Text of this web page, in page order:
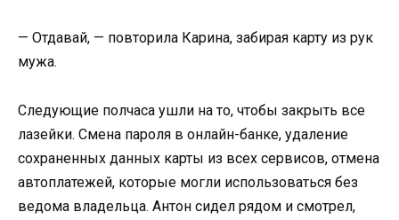
— Отдавай, — повторила Карина, забирая карту из рук
мужа.
Следующие полчаса ушли на то, чтобы закрыть все
лазейки. Смена пароля в онлайн-банке, удаление
сохраненных данных карты из всех сервисов, отмена
автоплатежей, которые могли использоваться без
ведома владельца. Антон сидел рядом и смотрел,